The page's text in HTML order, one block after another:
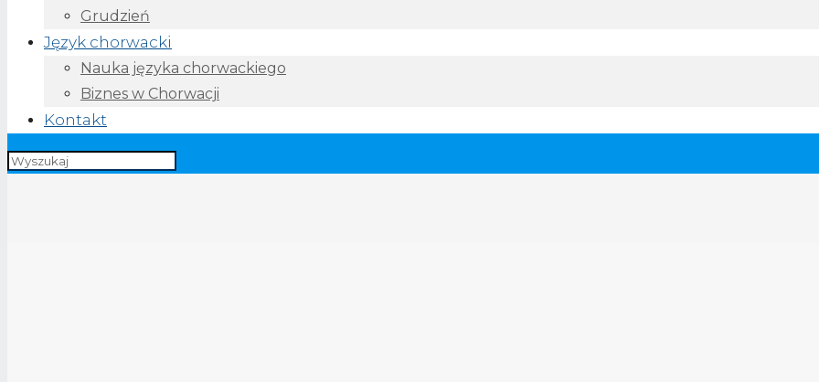
Grudzień
Język chorwacki
Nauka języka chorwackiego
Biznes w Chorwacji
Kontakt